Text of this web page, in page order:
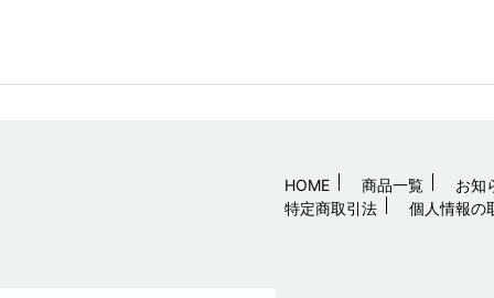
HOME 商品一覧
お知
特定商取引法
個人情報の